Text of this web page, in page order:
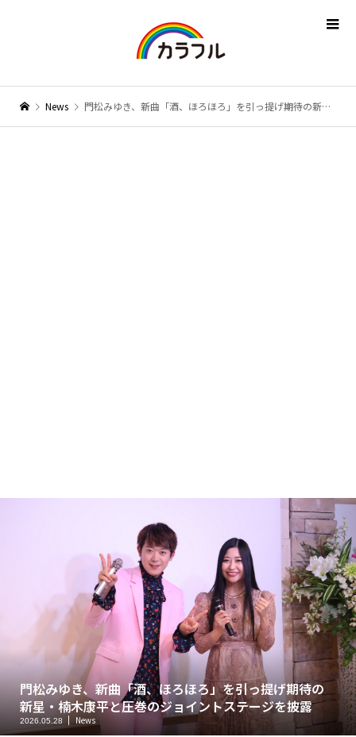
News 門松みゆき、新曲「酒、ほろほろ」を引っ提げ期待の新星・楠木康平と圧巻のジョイントステージを披露
門松みゆき、新曲「酒、ほろほろ」を引っ提げ期待の
新星・楠木康平と圧巻のジョイントステージを披露
2026.05.28 News